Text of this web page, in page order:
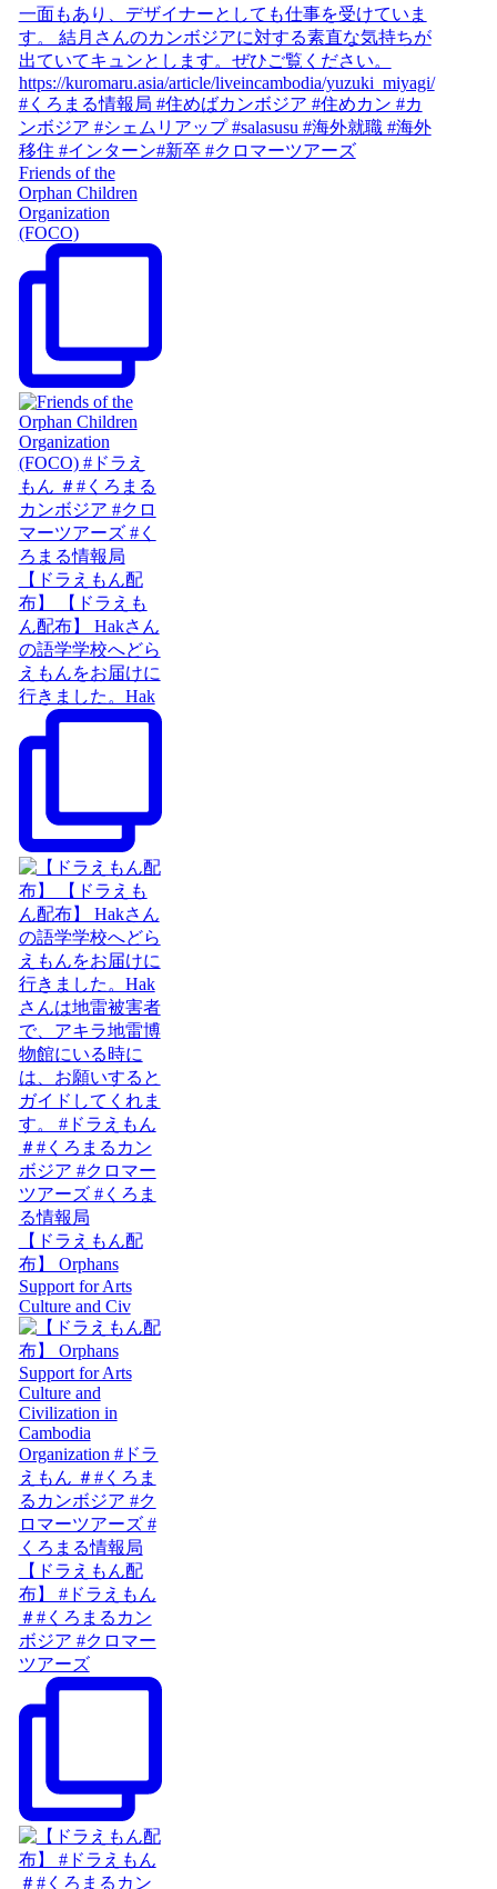
Friends of the
Orphan Children
Organization
(FOCO)
【ドラえもん配
布】 【ドラえも
ん配布】 Hakさん
の語学学校へどら
えもんをお届けに
行きました。Hak
【ドラえもん配
布】 Orphans
Support for Arts
Culture and Civ
【ドラえもん配
布】 #ドラえもん
＃#くろまるカン
ボジア #クロマー
ツアーズ